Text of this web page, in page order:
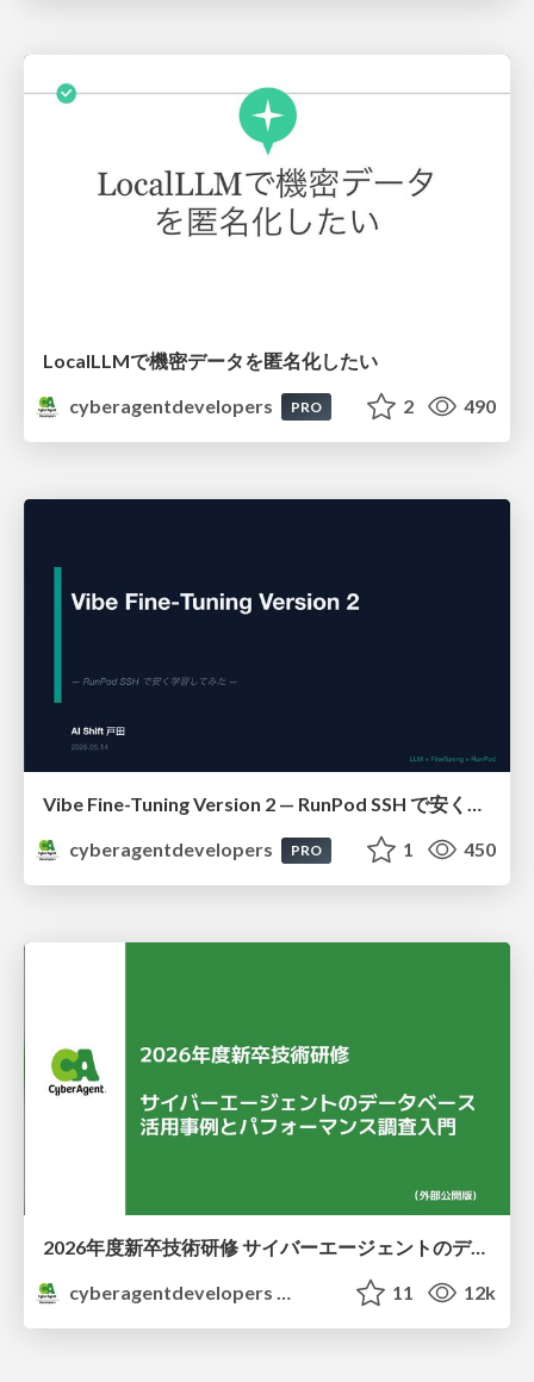
LocalLLMで機密データを匿名化したい
cyberagentdevelopers
PRO 2 490
Vibe Fine-Tuning Version 2 — RunPod SSH で安く学習してみた
cyberagentdevelopers
PRO 1 450
2026年度新卒技術研修 サイバーエージェントのデータベース 活用事例とパフォーマンス調査入門
cyberagentdevelopers
11 12k